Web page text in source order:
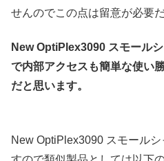
せんのでこの点は留意が必要
New OptiPlex3090 スモール
で内部アクセスも簡単な使い
だと思います。
New OptiPlex3090 スモール